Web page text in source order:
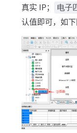
真实 IP；
电子
认值即可，如下